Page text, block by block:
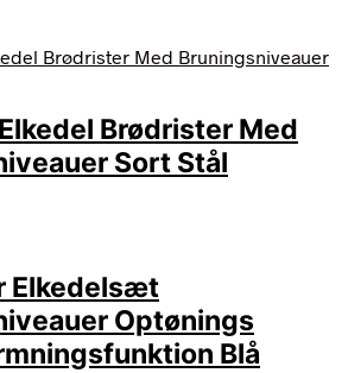
Brødrister Med
Sort Stål
Elkedelsæt
Optønings
Blå